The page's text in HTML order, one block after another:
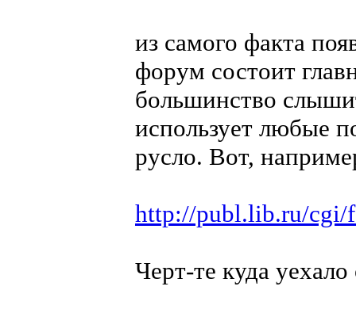
из самого факта
форум состоит
большинство
использует любые
русло. Вот,
http://publ.lib.ru/cgi/
Черт-те куда